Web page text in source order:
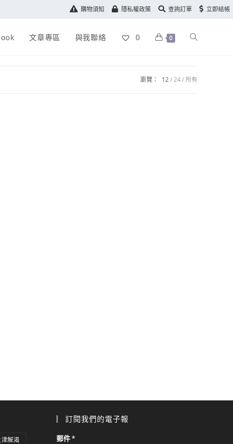
購物須知 隱私權政策 查詢訂單 立即結帳
文章專區 與我聯絡 0 0
瀏覽： 12 24 所有
解渴
訂閱我們的電子報
郵件*